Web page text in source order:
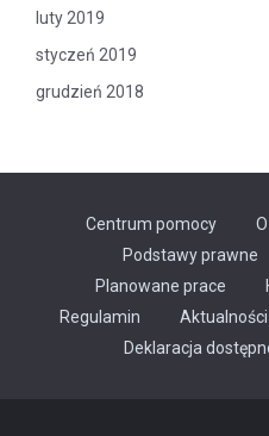
luty 2019
styczeń 2019
grudzień 2018
Centrum pomocy
Podstawy prawne
Planowane prace
Regulamin
Aktualności
Deklaracja